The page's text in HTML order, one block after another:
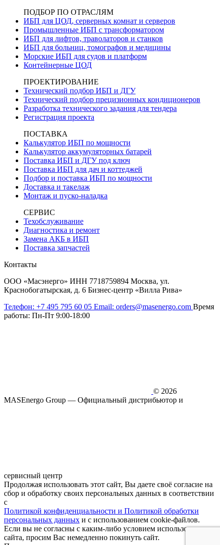
ПОДБОР ПО ОТРАСЛЯМ
ИБП для ЦОД, серверных комнат и серверов
Промышленные ИБП с трансформатором
ИБП для лифтов, траволаторов и станков
ИБП для больниц, томографов и медицины
Морские ИБП для судов и платформ
Контейнерные ЦОД
ПРОЕКТИРОВАНИЕ
Технический подбор ИБП и ДГУ
Технический подбор прецизионных кондиционеров
Разработка технического задания для тендера
Регистрация проекта
ПОСТАВКА
Калькулятор ИБП по мощности
Калькулятор аккумуляторных батарей
Поставка ИБП и ДГУ под ключ
Поставка ИБП для дач и коттеджей
Подбор и поставка ИБП по мощности
Доставка и такелаж
Монтаж и пуско-наладка
СЕРВИС
Техобслуживание
Диагностика и ремонт
Замена АКБ в ИБП
Поставка запчастей
Контакты
ООО «Масэнерго» ИНН 7718759894 Москва, ул.
Краснобогатырская, д. 6 Бизнес-центр «Вилла Рива»
Телефон: +7 495 795 60 05 Email: orders@masenergo.com Время
работы: Пн-Пт 9:00-18:00
© 2026
MASEnergo Group — Официальный дистрибьютор и
сервисный центр
Продолжая использовать этот сайт, Вы даете своё согласие на
сбор и обработку своих персональных данных в соответствии
с
Политикой конфиденциальности и Политикой обработки
персональных данных и с использованием cookie-файлов.
Если вы не согласны с каким-либо условием использования
сайта, просим Вас немедленно покинуть сайт.